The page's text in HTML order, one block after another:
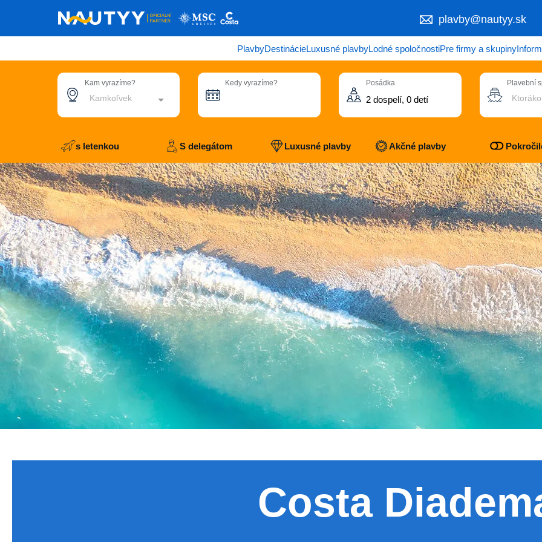
plavby@nautyy.sk
PlavbyDestinácieLuxusné plavbyLodné spoločnostiPre firmy a skupiny
Kam vyrazíme?
Kamkoľvek
Kedy vyrazíme? Posádka Plavební
s letenkou S delegátom Luxusné plavby Akčné plavby
Costa